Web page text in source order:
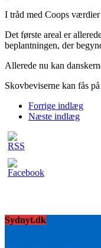
I tråd med Coops
Det første areal er
beplantningen, der
Allerede nu kan
Skovbeviserne kan fås på
Forrige indlæg
Næste indlæg
Sydnyt.dk